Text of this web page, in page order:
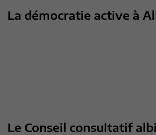
La démocratie active à
Le Conseil consultatif